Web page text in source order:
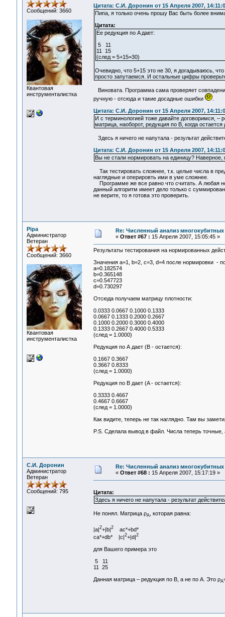
Сообщений: 3660
Квантовая
инструменталистка
Цитата: С.И. Доронин от 15 Апреля 2007,
Пипа, я только очень прошу Вас быть более
Цитата:
Ее редукция по A дает:
5 11
11 15
(след = 5+15=30)
Очевидно, что 5+15 это не 30, я догадываюсь,
просто запутаемся. И остальные цифры
Виновата. Программа сама проверяет
ручную - отсюда и такие досадные ошибки
.
Цитата: С.И. Доронин от 15 Апреля 2007,
И с терминологией тоже давайте договоримся, –
матрица, наоборот, редукция по B, когда остается
Здесь я ничего не напутала - результат
Цитата: С.И. Доронин от 15 Апреля 2007,
Вы не стали нормировать на единицу? Наверное,
Так тестировать сложнее, т.к. целые числа в
наглядные и оперировть ими в уме сложнее.
Программе же все равно что считать. А любая
данный алгоритм имеет дело только с
не верите, то я готова это проверить.
Pipa
Администратор
Ветеран
Сообщений: 3660
Квантовая
инструменталистка
Re: Численный анализ многокубитных
« Ответ #67 : 15 Апреля 2007, 15:05:45 »
Результаты тестирования на нормированных
Значения a=1, b=2, c=3, d=4 после нормировки -
a=0.182574
b=0.365148
c=0.547723
d=0.730297
Отсюда получаем матрицу плотности:
0.0333 0.0667 0.1000 0.1333
0.0667 0.1333 0.2000 0.2667
0.1000 0.2000 0.3000 0.4000
0.1333 0.2667 0.4000 0.5333
(след = 1.0000)
Редукция по А дает (В - остается):
0.1667 0.3667
0.3667 0.8333
(след = 1.0000)
Редукция по B дает (A - остается):
0.3333 0.4667
0.4667 0.6667
(след = 1.0000)
Как видите, теперь не так наглядно. Там вы
P.S. Сделала вывод в файл. Числа теперь точные,
С.И. Доронин
Администратор
Ветеран
Сообщений: 795
Re: Численный анализ многокубитных
« Ответ #68 : 15 Апреля 2007, 15:17:19 »
Цитата:
Здесь я ничего не напутала - результат
Не понял. Матрица ρA , которая равна:
|a|2+|b|2ac*+bd*
ca*+db* |c|2+|d|2
для Вашего примера это
5 11
11 25
Данная матрица – редукция по В, а не по А. Это ρA